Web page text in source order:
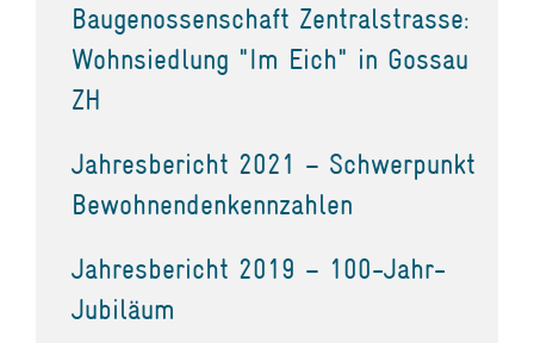
Baugenossenschaft Zentralstrasse:
Wohnsiedlung "Im Eich" in Gossau
ZH
Jahresbericht 2021 – Schwerpunkt
Bewohnendenkennzahlen
Jahresbericht 2019 – 100-Jahr-
Jubiläum